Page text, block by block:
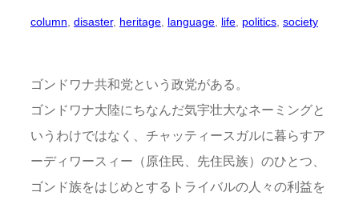
column, disaster, heritage, language, life, politics, society
ゴンドワナ共和党という政党がある。
ゴンドワナ大陸にちなんだ気宇壮大なネーミングと
いうわけではなく、チャッティースガルに暮らすア
ーディワースィー（原住民、先住民族）のひとつ、
ゴンド族をはじめとするトライバルの人々の利益を